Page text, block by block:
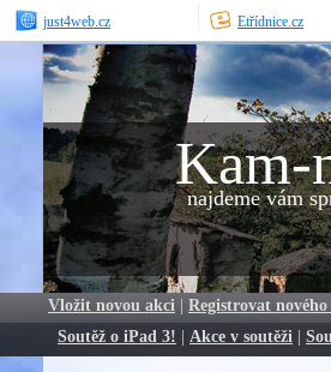
just4web.cz Etřídnice.cz
Kam-
najdeme vám
Vložit novou akci | Registrovat
Soutěž o iPad 3! | Akce v soutěži |